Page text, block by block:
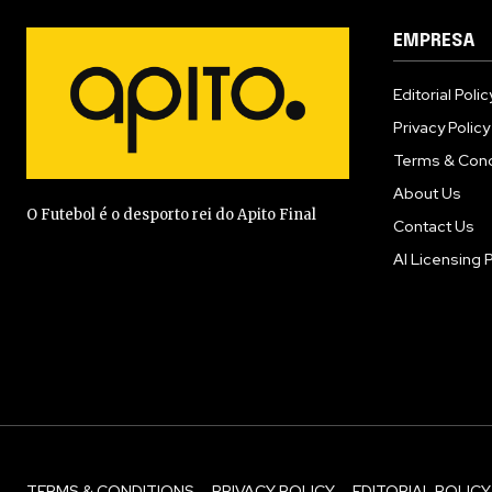
O Futebol é o desporto rei do Apito Final
EMPRESA
Editorial
Privacy Policy
Terms &
About Us
Contact Us
AI Licensing